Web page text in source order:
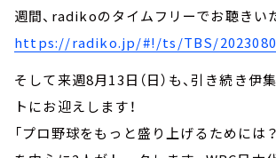
週間、radikoのタイムフリーでお聴きい
https://radiko.jp/#!/ts/TBS/
そして来週8月13日（日）も、引き続き伊
トにお迎えします！
「プロ野球をもっと盛り上げるためには